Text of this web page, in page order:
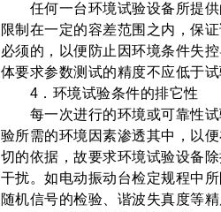
任何一台环境试验设备所提供
限制在一定的容差范围之内，保
必须的，以便防止因环境条件失
体要求参数测试的精度不应低于
4 ．环境试验条件的排它性
每一次进行的环境或可靠性试
验所需的环境因素渗透其中，以
切的依据，故要求环境试验设备
干扰。如电动振动台检定规程中
随机信号的检验、谐波失真度等